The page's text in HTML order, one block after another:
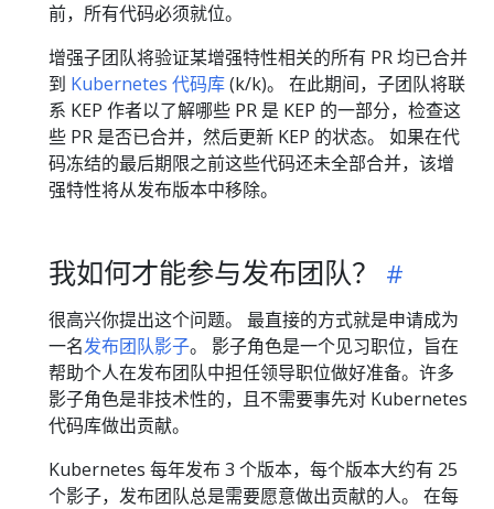
前，所有代码必须就位。
增强子团队将验证某增强特性相关的所有 PR 均已合并
到 Kubernetes 代码库(k/k)。 在此期间，子团队将联
系 KEP 作者以了解哪些 PR 是 KEP 的一部分，检查这
些 PR 是否已合并，然后更新 KEP 的状态。 如果在代
码冻结的最后期限之前这些代码还未全部合并，该增
强特性将从发布版本中移除。
我如何才能参与发布团队？
很高兴你提出这个问题。 最直接的方式就是申请成为
一名发布团队影子。 影子角色是一个见习职位，旨在
帮助个人在发布团队中担任领导职位做好准备。许多
影子角色是非技术性的，且不需要事先对 Kubernetes
代码库做出贡献。
Kubernetes 每年发布 3 个版本，每个版本大约有 25
个影子，发布团队总是需要愿意做出贡献的人。 在每